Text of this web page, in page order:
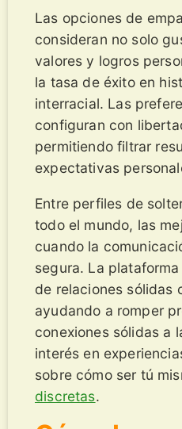
Las opciones de
consideran no solo
valores y logros
la tasa de éxito en
interracial. Las
configuran con
permitiendo filtrar
expectativas
Entre perfiles de
todo el mundo, las
cuando la
segura. La
de relaciones sólidas
ayudando a romper
conexiones sólidas a
interés en
sobre cómo ser tú
discretas.